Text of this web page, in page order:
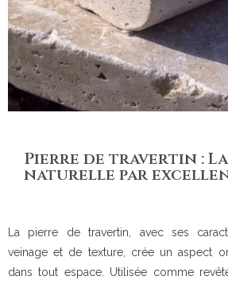
Pierre de travertin :
naturelle par
La pierre de travertin, avec ses
veinage et de texture, crée un aspect
dans tout espace. Utilisée comme